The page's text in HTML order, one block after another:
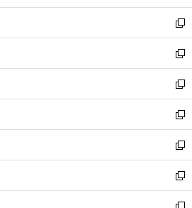
開
く
ウ
で
開
く
ン
ド
ウ
で
開
く
新
し
い
ウ
ィ
ン
ド
ウ
で
開
く
新
し
い
ウ
ィ
ン
ド
ウ
で
開
く
新
し
い
ウ
ィ
ン
ド
ウ
新
し
い
ウ
ィ
ン
新
し
い
ウ
新
し